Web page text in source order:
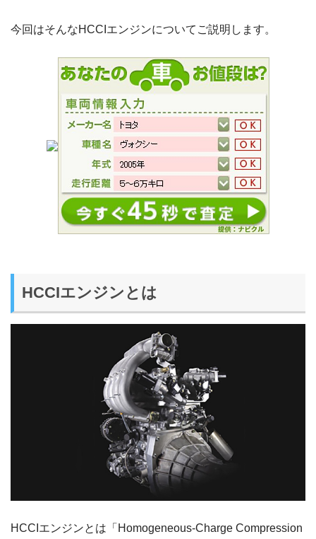
今回はそんなHCCIエンジンについてご説明します。
HCCIエンジンとは
HCCIエンジンとは「Homogeneous-Charge Compression